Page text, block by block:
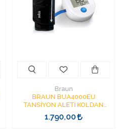
Braun
BRAUN BUA4000EU
TANSİYON ALETİ KOLDAN
ÖLÇEN Braun ExactFit™ 1E
1.790,00